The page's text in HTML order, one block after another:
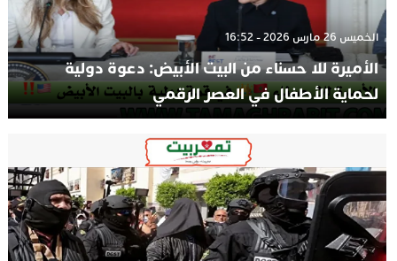
الخميس 26 مارس 2026 - 16:52
الأميرة للا حسناء من البيت الأبيض: دعوة دولية
لحماية الأطفال في العصر الرقمي